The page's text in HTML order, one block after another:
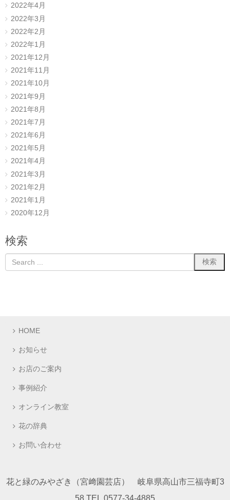
2022年4月
2022年3月
2022年2月
2022年1月
2021年12月
2021年11月
2021年10月
2021年9月
2021年8月
2021年7月
2021年6月
2021年5月
2021年4月
2021年3月
2021年2月
2021年1月
2020年12月
検索
HOME
お知らせ
お店のご案内
事例紹介
オンライン教室
花の辞典
お問い合わせ
花と緑のみやざき（宮﨑園芸店） 岐阜県高山市三福寺町3
58 TEL.0577-34-4885